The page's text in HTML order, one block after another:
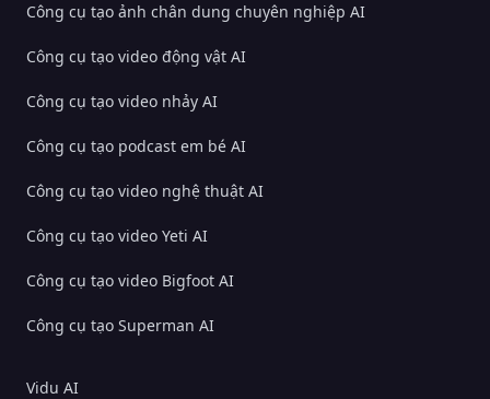
Công cụ tạo ảnh chân dung chuyên nghiệp AI
Công cụ tạo video động vật AI
Công cụ tạo video nhảy AI
Công cụ tạo podcast em bé AI
Công cụ tạo video nghệ thuật AI
Công cụ tạo video Yeti AI
Công cụ tạo video Bigfoot AI
Công cụ tạo Superman AI
Vidu AI